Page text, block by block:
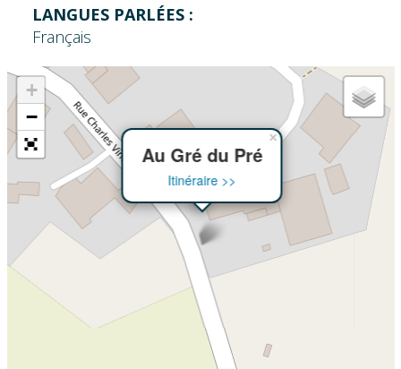
LANGUES PARLÉES :
Français
Au Gré du Pré
Itinéraire >>
×
+
−